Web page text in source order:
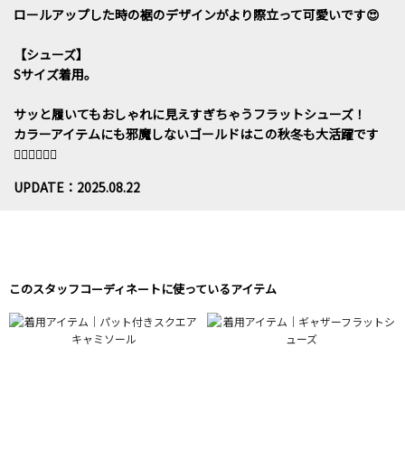
ロールアップした時の裾のデザインがより際立って可愛いです😍
【シューズ】
Sサイズ着用。
サッと履いてもおしゃれに見えすぎちゃうフラットシューズ！
カラーアイテムにも邪魔しないゴールドはこの秋冬も大活躍です
🙆🏻‍♀️🙆🏻‍♀️
UPDATE：2025.08.22
このスタッフコーディネートに使っているアイテム